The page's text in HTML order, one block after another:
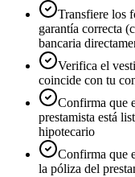
Transfiere los
garantía correcta
bancaria
Verifica el
coincide con tu
Confirma que
prestamista está
hipotecario
Confirma que
la póliza del